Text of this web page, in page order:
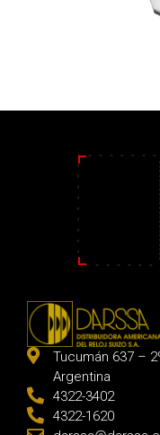
Tucumán 637 –
Argentina
4322-3402
4322-1620